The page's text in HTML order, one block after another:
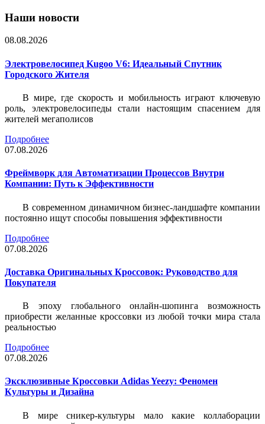
Наши новости
08.08.2026
Электровелосипед Kugoo V6: Идеальный Спутник
Городского Жителя
В мире, где скорость и мобильность играют ключевую
роль, электровелосипеды стали настоящим спасением для
жителей мегаполисов
Подробнее
07.08.2026
Фреймворк для Автоматизации Процессов Внутри
Компании: Путь к Эффективности
В современном динамичном бизнес-ландшафте компании
постоянно ищут способы повышения эффективности
Подробнее
07.08.2026
Доставка Оригинальных Кроссовок: Руководство для
Покупателя
В эпоху глобального онлайн-шопинга возможность
приобрести желанные кроссовки из любой точки мира стала
реальностью
Подробнее
07.08.2026
Эксклюзивные Кроссовки Adidas Yeezy: Феномен
Культуры и Дизайна
В мире сникер-культуры мало какие коллаборации